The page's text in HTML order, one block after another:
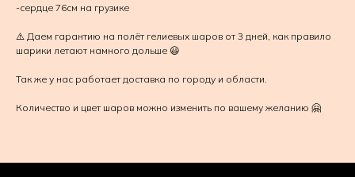
-сердце 76см на грузике
⚠️ Даем гарантию на полёт гелиевых шаров от 3 дней, как правило
шарики летают намного дольше 😃
Так же у нас работает доставка по городу и области.
Количество и цвет шаров можно изменить по вашему желанию 🤗